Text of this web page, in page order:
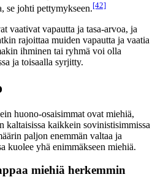
se johti pettymykseen.[42]
vaativat vapautta ja tasa-arvoa, ja
rajoittaa muiden vapautta ja vaatia
ihminen tai ryhmä voi olla
ja toisaalla syrjitty.
huono-osaisimmat ovat miehiä,
kaltaisissa kaikkein sovinistisimmissa
paljon enemmän valtaa ja
kuolee yhä enimmäkseen miehiä.
miehiä herkemmin